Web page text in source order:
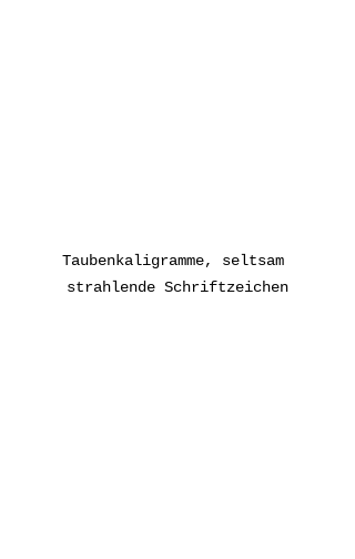
Taubenkaligramme, seltsam
strahlende Schriftzeichen